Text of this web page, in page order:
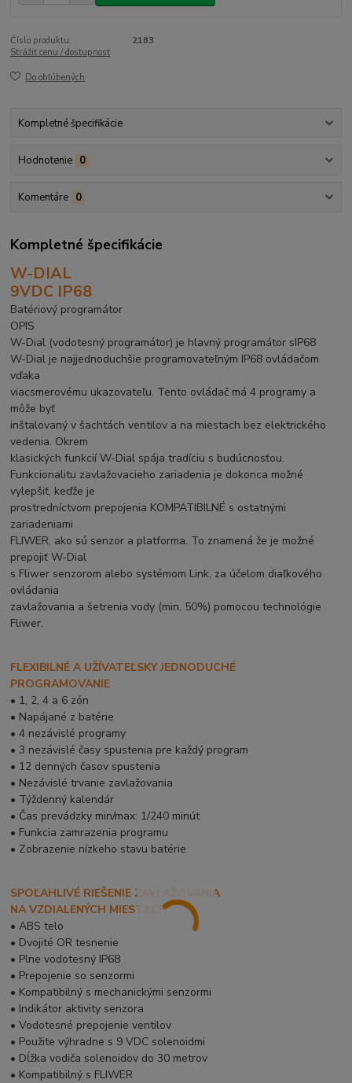
Číslo produktu:
2183
Strážiť cenu / dostupnosť
Do obľúbených
Kompletné špecifikácie
Hodnotenie 0
Komentáre 0
Kompletné špecifikácie
W-DIAL
9VDC IP68
Batériový programátor
OPIS
W-Dial (vodotesný programátor) je hlavný programátor sIP68
W-Dial je najjednoduchšie programovateľným IP68 ovládačom
vďaka
viacsmerovému ukazovateľu. Tento ovládač má 4 programy a
môže byť
inštalovaný v šachtách ventilov a na miestach bez elektrického
vedenia. Okrem
klasických funkcií W-Dial spája tradíciu s budúcnosťou.
Funkcionalitu zavlažovacieho zariadenia je dokonca možné
vylepšiť, keďže je
prostredníctvom prepojenia KOMPATIBILNÉ s ostatnými
zariadeniami
FLIWER, ako sú senzor a platforma. To znamená že je možné
prepojiť W-Dial
s Fliwer senzorom alebo systémom Link, za účelom diaľkového
ovládania
zavlažovania a šetrenia vody (min. 50%) pomocou technológie
Fliwer.
FLEXIBILNÉ A UŽÍVATEĽSKY JEDNODUCHÉ
PROGRAMOVANIE
• 1, 2, 4 a 6 zón
• Napájané z batérie
• 4 nezávislé programy
• 3 nezávislé časy spustenia pre každý program
• 12 denných časov spustenia
• Nezávislé trvanie zavlažovania
• Týždenný kalendár
• Čas prevádzky min/max: 1/240 minút
• Funkcia zamrazenia programu
• Zobrazenie nízkeho stavu batérie
SPOĽAHLIVÉ RIEŠENIE ZAVLAŽOVANIA
NA VZDIALENÝCH MIESTACH
• ABS telo
• Dvojité OR tesnenie
• Plne vodotesný IP68
• Prepojenie so senzormi
• Kompatibilný s mechanickými senzormi
• Indikátor aktivity senzora
• Vodotesné prepojenie ventilov
• Použite výhradne s 9 VDC solenoidmi
• Dĺžka vodiča solenoidov do 30 metrov
• Kompatibilný s FLIWER